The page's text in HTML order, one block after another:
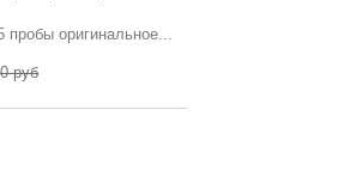
пробы оригинальное...
руб